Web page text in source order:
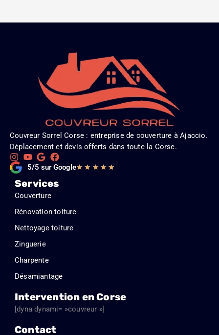
Couvreur Sorrel Corse : entreprise de couverture à Ajaccio.
Déplacement et devis offerts dans toute la Corse.
5/5 sur Google★ ★ ★ ★ ★Noté
Services
Couverture
Rénovation toiture
Nettoyage toiture
Zinguerie
Charpente
Désamiantage
Intervention en Corse
[dyna dynami= »couvreur »]
Contact